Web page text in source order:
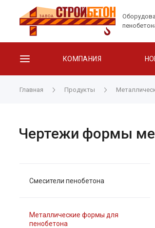
КОМПАНИЯ
Главная Продукты
Чертежи формы
Смесители пенобетона
Металлические формы для
пенобетона